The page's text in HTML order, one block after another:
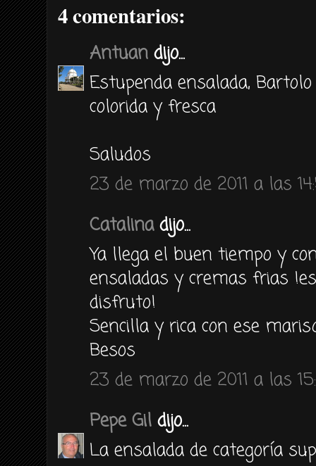
4 comentarios:
Antuan dijo...
Estupenda ensalada,
colorida y fresca
Saludos
23 de marzo de 2011 a las
Catalinadijo...
Ya llega el buen tiempo y
ensaladas y cremas frias
disfruto!
Sencilla y rica con ese
Besos
23 de marzo de 2011 a las
Pepe Gil dijo...
La ensalada de categoría